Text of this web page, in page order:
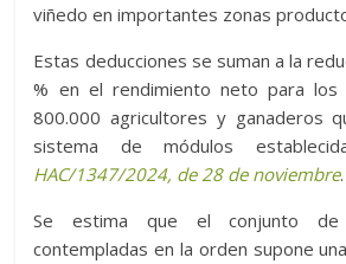
viñedo en importantes zonas
Estas deducciones se suman a la
% en el rendimiento neto para los
800.000 agricultores y ganaderos
sistema de módulos
HAC/1347/2024, de 28 de noviembre.
Se estima que el conjunto de
contempladas en la orden supone